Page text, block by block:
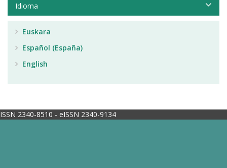
Idioma
Euskara
Español (España)
English
ISSN 2340-8510 - eISSN 2340-9134